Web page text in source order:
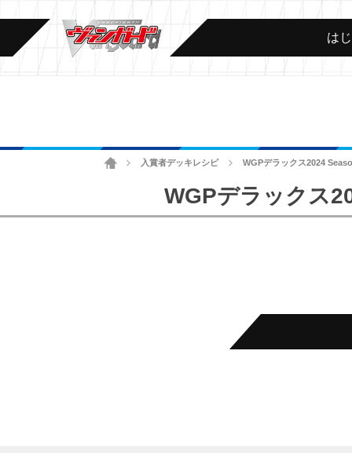
は
ホーム 入賞者デッキレシピ WGPデラックス2024
WGPデラックス